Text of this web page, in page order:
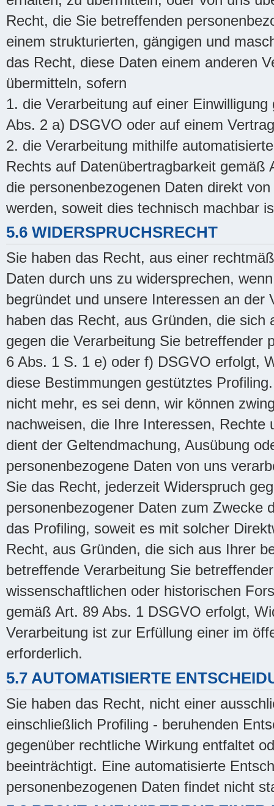
Recht, die Sie betreffenden
einem strukturierten, gängigen und
das Recht, diese Daten einem anderen
übermitteln, sofern
1. die Verarbeitung auf einer
Abs. 2 a) DSGVO oder auf einem
2. die Verarbeitung mithilfe
Rechts auf Datenübertragbarkeit
die personenbezogenen Daten direkt
werden, soweit dies technisch machbar
5.6 WIDERSPRUCHSRECHT
Sie haben das Recht, aus einer
Daten durch uns zu widersprechen,
begründet und unsere Interessen an
haben das Recht, aus Gründen, die
gegen die Verarbeitung Sie betreffender
6 Abs. 1 S. 1 e) oder f) DSGVO erfolgt,
diese Bestimmungen gestütztes
nicht mehr, es sei denn, wir können
nachweisen, die Ihre Interessen, Rechte
dient der Geltendmachung, Ausübung
personenbezogene Daten von uns
Sie das Recht, jederzeit Widerspruch
personenbezogener Daten zum Zwecke
das Profiling, soweit es mit solcher
Recht, aus Gründen, die sich aus Ihrer
betreffende Verarbeitung Sie
wissenschaftlichen oder historischen
gemäß Art. 89 Abs. 1 DSGVO erfolgt,
Verarbeitung ist zur Erfüllung einer im
erforderlich.
5.7 AUTOMATISIERTE
Sie haben das Recht, nicht einer
einschließlich Profiling - beruhenden
gegenüber rechtliche Wirkung entfaltet
beeinträchtigt. Eine automatisierte
personenbezogenen Daten findet nicht